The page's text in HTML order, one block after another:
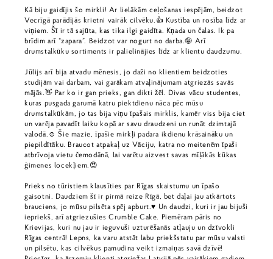
Kā biju gaidījis šo mirkli! Ar lielākām ceļošanas iespējām, beidzot
Vecrīgā parādījās krietni vairāk cilvēku.👍 Kustība un rosība līdz ar
viņiem. Šī ir tā sajūta, kas tika ilgi gaidīta. Kņada un čalas. Ik pa
brīdim arī “zapara”. Beidzot var nogurt no darba.🤪 Arī
drumstalkūku sortiments ir palielinājies līdz ar klientu daudzumu.
Jūlijs arī bija atvadu mēnesis, jo daži no klientiem beidzoties
studijām vai darbam, vai garākam atvaļinājumam atgriezās savās
mājās.👋 Par ko ir gan prieks, gan dikti žēl. Divas vācu studentes,
kuras pusgada garumā katru piektdienu nāca pēc mūsu
drumstalkūkām, jo tas bija viņu īpašais mirklis, kamēr viss bija ciet
un varēja pavadīt laiku kopā ar savu draudzeni un runāt dzimtajā
valodā.☺️ Šie mazie, īpašie mirkļi padara ikdienu krāsaināku un
piepildītāku. Braucot atpakaļ uz Vāciju, katra no meitenēm īpaši
atbrīvoja vietu čemodānā, lai varētu aizvest savas mīļākās kūkas
ģimenes locekļiem.😍
Prieks no tūristiem klausīties par Rīgas skaistumu un īpašo
gaisotni. Daudziem šī ir pirmā reize Rīgā, bet daļai jau atkārtots
brauciens, jo mūsu pilsēta spēj apburt.♥️ Un daudzi, kuri ir jau bijuši
iepriekš, arī atgriezušies Crumble Cake. Piemēram pāris no
Krievijas, kuri nu jau ir ieguvuši uzturēšanās atļauju un dzīvokli
Rīgas centrā! Lepns, ka varu atstāt labu priekšstatu par mūsu valsti
un pilsētu, kas cilvēkus pamudina veikt izmaiņas savā dzīvē!